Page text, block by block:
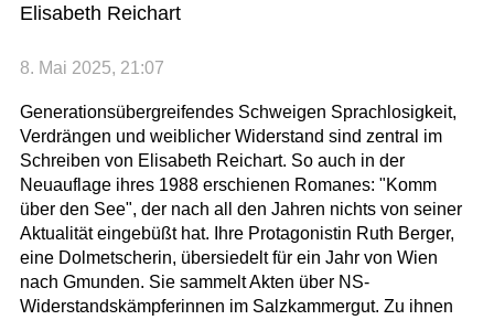
Elisabeth Reichart
8. Mai 2025, 21:07
Generationsübergreifendes Schweigen Sprachlosigkeit,
Verdrängen und weiblicher Widerstand sind zentral im
Schreiben von Elisabeth Reichart. So auch in der
Neuauflage ihres 1988 erschienen Romanes: "Komm
über den See", der nach all den Jahren nichts von seiner
Aktualität eingebüßt hat. Ihre Protagonistin Ruth Berger,
eine Dolmetscherin, übersiedelt für ein Jahr von Wien
nach Gmunden. Sie sammelt Akten über NS-
Widerstandskämpferinnen im Salzkammergut. Zu ihnen